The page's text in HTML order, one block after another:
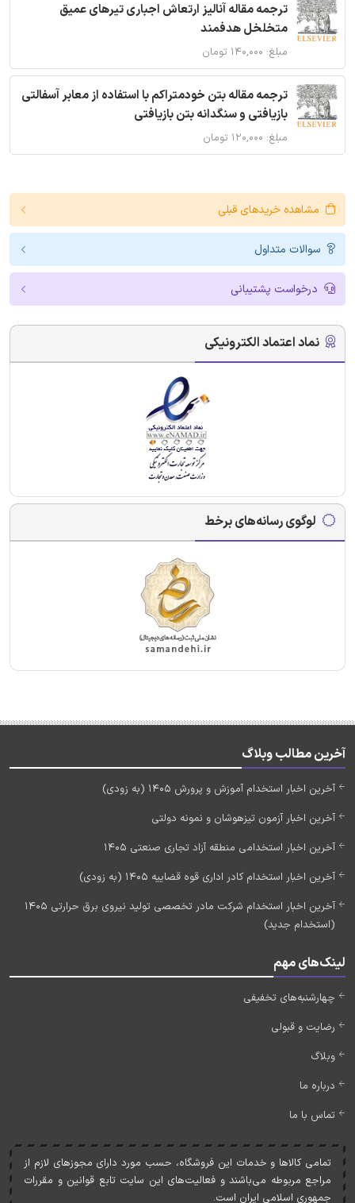
ترجمه مقاله آنالیز ارتعاش اجباری تیرهای عمیق
متخلخل هدفمند
مبلغ: ۱۴۰,۰۰۰ تومان
ترجمه مقاله بتن خودمتراکم با استفاده از معابر آسفالتی
بازیافتی و سنگدانه بتن بازیافتی
مبلغ: ۱۲۰,۰۰۰ تومان
مشاهده خریدهای قبلی
سوالات متداول
درخواست پشتیبانی
نماد اعتماد الکترونیکی
لوگوی رسانه‌های برخط
آخرین مطالب وبلاگ
آخرین اخبار استخدام آموزش و پرورش 1405 (به زودی)
آخرین اخبار آزمون تیزهوشان و نمونه دولتی
آخرین اخبار استخدامی منطقه آزاد تجاری صنعتی 1405
آخرین اخبار استخدام کادر اداری قوه قضاییه 1405 (به زودی)
آخرین اخبار استخدام شرکت مادر تخصصی تولید نیروی برق حرارتی 1405
(استخدام جدید)
لینک‌های مهم
چهارشنبه‌های تخفیفی
رضایت و قبولی
وبلاگ
درباره ما
تماس با ما
تمامی کالاها و خدمات اين فروشگاه، حسب مورد دارای مجوزهای لازم از
مراجع مربوطه می‌باشند و فعاليت‌های اين سايت تابع قوانين و مقررات
جمهوری اسلامی ايران است.